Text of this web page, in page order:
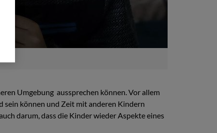
Umgebung aussprechen können. Vor allem
sein können und Zeit mit anderen Kindern
darum, dass die Kinder wieder Aspekte eines